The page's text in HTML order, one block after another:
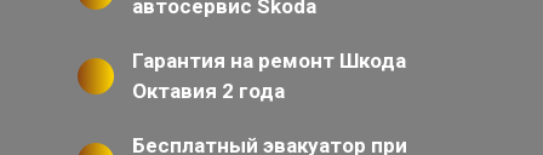
автосервис Skoda
Гарантия на ремонт Шкода
Октавия 2 года
Бесплатный эвакуатор при